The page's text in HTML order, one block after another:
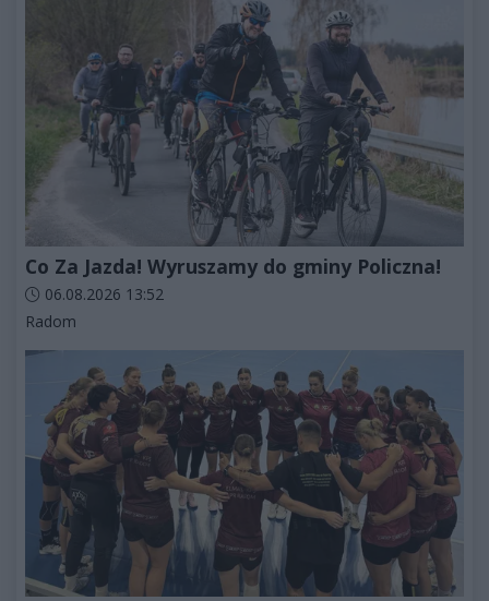
Co Za Jazda! Wyruszamy do gminy Policzna!
Data dodania artykułu:
06.08.2026 13:52
Kategorie artykułu:
Radom